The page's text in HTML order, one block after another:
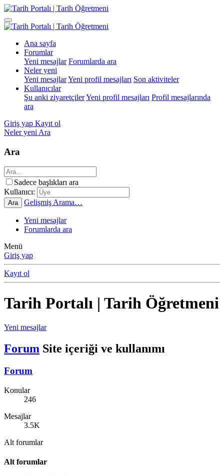
Ana sayfa
Forumlar
Yeni mesajlar Forumlarda ara
Neler yeni
Yeni mesajlarYeni profil mesajları Son aktiviteler
Kullanıcılar
Şu anki ziyaretçilerYeni profil mesajları Profil mesajlarında
ara
Giriş yap Kayıt ol
Neler yeni Ara
Ara
Sadece başlıkları ara
Kullanıcı:
Ara Gelişmiş Arama…
Yeni mesajlar
Forumlarda ara
Menü
Giriş yap
Kayıt ol
Tarih Portalı | Tarih Öğretmeni
Yeni mesajlar
Forum Site içeriği ve kullanımı
Forum
Konular
246
Mesajlar
3.5K
Alt forumlar
Alt forumlar